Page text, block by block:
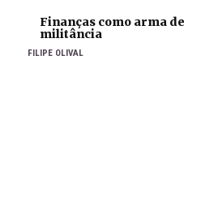
Finanças como arma de
militância
FILIPE OLIVAL